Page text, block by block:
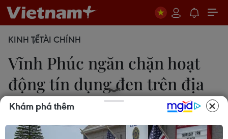
KINH TẾTÀI CHÍNH
Vĩnh Phúc ngăn chặn hoạt
động tín dụng đen trên địa
bàn
29/08/2019 02:48
Khám phá thêm